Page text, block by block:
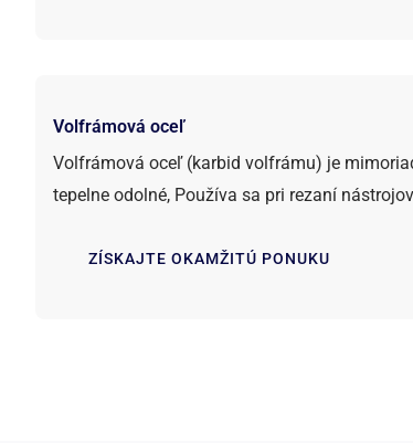
Volfrámová oceľ
Volfrámová oceľ (karbid volfrámu) je
tepelne odolné, Používa sa pri rezaní
ZÍSKAJTE OKAMŽITÚ PONUKU